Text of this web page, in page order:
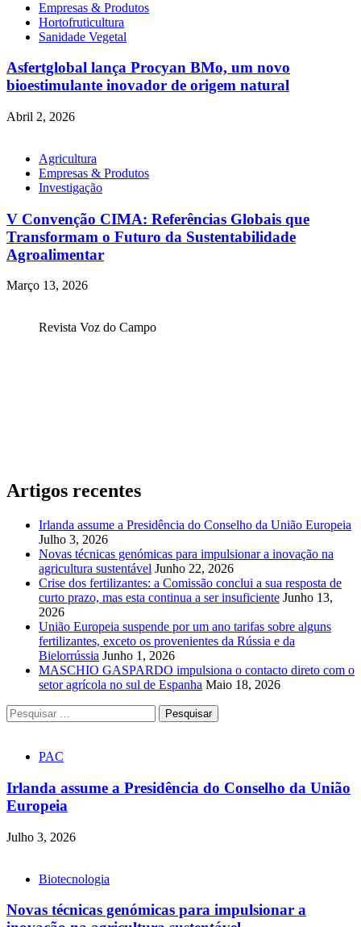
Empresas & Produtos
Hortofruticultura
Sanidade Vegetal
Asfertglobal lança Procyan BMo, um novo
bioestimulante inovador de origem natural
Abril 2, 2026
Agricultura
Empresas & Produtos
Investigação
V Convenção CIMA: Referências Globais que
Transformam o Futuro da Sustentabilidade
Agroalimentar
Março 13, 2026
Revista Voz do Campo
Artigos recentes
Irlanda assume a Presidência do Conselho da União Europeia
Julho 3, 2026
Novas técnicas genómicas para impulsionar a inovação na
agricultura sustentável Junho 22, 2026
Crise dos fertilizantes: a Comissão conclui a sua resposta de
curto prazo, mas esta continua a ser insuficiente Junho 13,
2026
União Europeia suspende por um ano tarifas sobre alguns
fertilizantes, exceto os provenientes da Rússia e da
Bielorrússia Junho 1, 2026
MASCHIO GASPARDO impulsiona o contacto direto com o
setor agrícola no sul de Espanha Maio 18, 2026
Pesquisar
por:
PAC
Irlanda assume a Presidência do Conselho da União
Europeia
Julho 3, 2026
Biotecnologia
Novas técnicas genómicas para impulsionar a